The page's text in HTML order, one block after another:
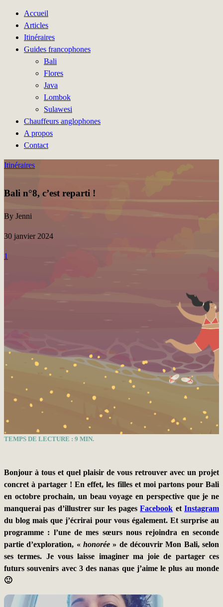
Accueil
Articles
Itinéraires
Guides francophones
Bali
Flores
Java
Lombok
Sulawesi
Chauffeurs anglophones
A propos
Contact
Itinéraires
Bali n°8, c’est reparti !
By Jenni
30 janvier 2024
1
TEMPS DE LECTURE : 9 MIN.
Bonjour à tous et quel plaisir de vous retrouver avec un projet
concret à partager ! En effet, les filles et moi partons pour Bali
en octobre prochain, un beau voyage en perspective que je ne
manquerai pas d’illustrer sur les pagesFacebook et Instagram
du blog mais que j’écrirai pour vous également. Et surprise au
programme : l’une de mes sœurs nous rejoindra en seconde
partie d’exploration, « honorée » de découvrir Mon Bali, selon
ses termes. Je vous laisse imaginer ma joie de partager ces
futurs souvenirs avec 3 des nanas que j’aime le plus au monde
🙂